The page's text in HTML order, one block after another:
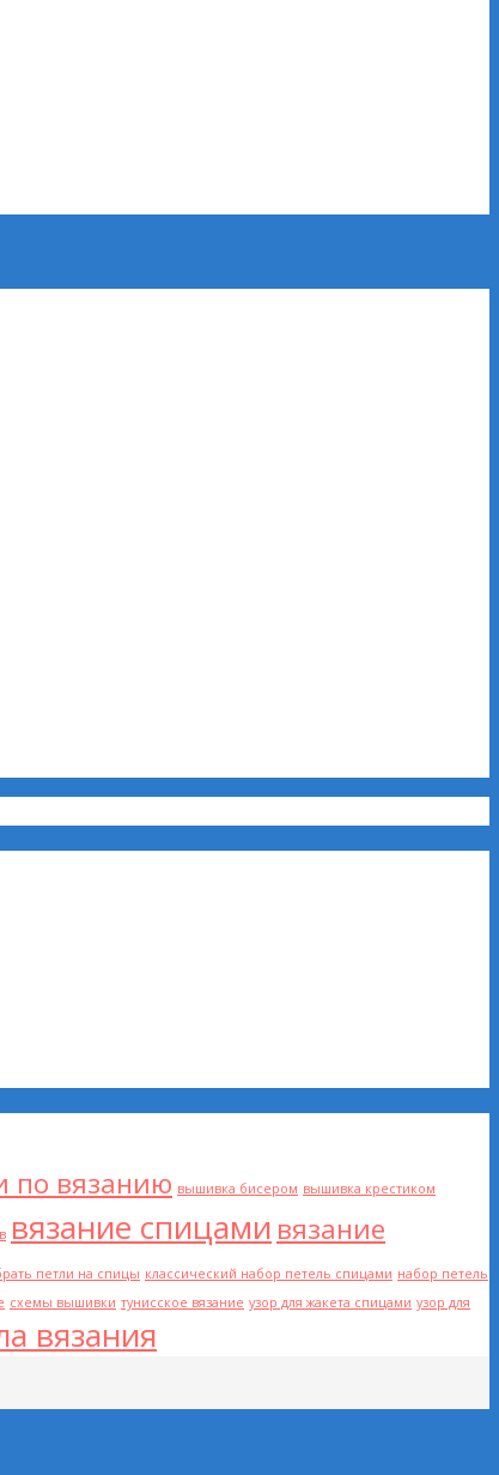
по вязанию вышивка бисером вышивка крестиком
вязание спицами вязание
петли на спицы классический набор петель спицами набор петель
схемы вышивки тунисское вязание узор для жакета спицами узор для
вязания